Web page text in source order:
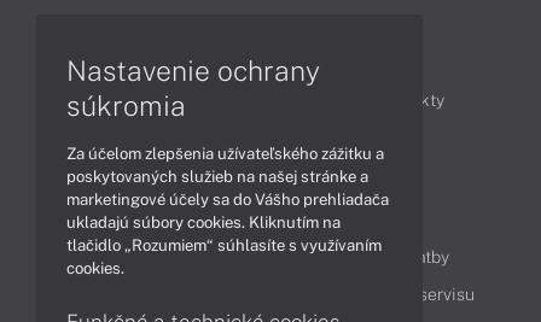
Články
Obchodné informácie
Produkty
Obsah
Ako nakupovať
Možnosti doručenia a platby
Cenník servisu
Nastavenie ochrany
súkromia
Za účelom zlepšenia užívateľského zážitku a
poskytovaných služieb na našej stránke a
marketingové účely sa do Vášho prehliadača
ukladajú súbory cookies. Kliknutím na
tlačidlo „Rozumiem“ súhlasíte s využívaním
cookies.